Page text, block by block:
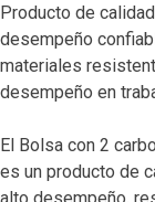
Producto de
desempeño
materiales
desempeño en
El Bolsa con 2
es un producto de